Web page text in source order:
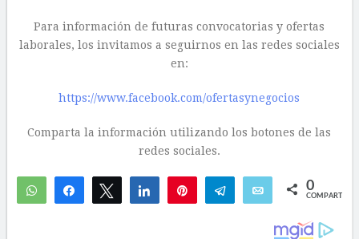
Para información de futuras convocatorias y ofertas
laborales, los invitamos a seguirnos en las redes sociales
en:
https://www.facebook.com/ofertasynegocios
Comparta la información utilizando los botones de las
redes sociales.
WhatsAppCompartirTwittear Compartir Telegram Email 0
COMPARTIR